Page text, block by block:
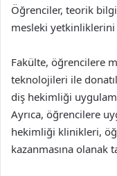
Öğrenciler, teorik
mesleki
Fakülte, öğrencilere
teknolojileri ile
diş hekimliği
Ayrıca, öğrencilere
hekimliği klinikleri,
kazanmasına olanak